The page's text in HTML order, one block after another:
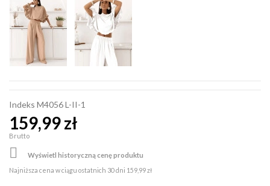
Indeks M4056 L-II-1
159,99 zł
Brutto

Wyświetl historyczną cenę produktu
Najniższa cena w ciągu ostatnich 30 dni 159,99 zł